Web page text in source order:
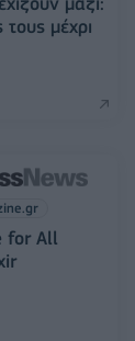
μέχρι
for All